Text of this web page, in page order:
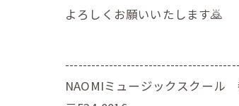
よろしくお願いいたします🙇
NAOMIミュージックスクール